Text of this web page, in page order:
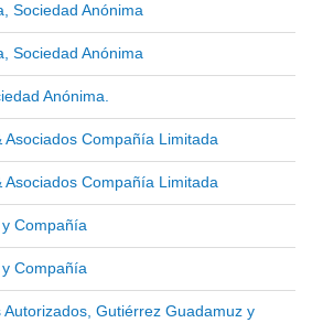
Sociedad Anónima
Sociedad Anónima
Anónima.
Compañía Limitada
Compañía Limitada
Compañía
Compañía
Gutiérrez Guadamuz y